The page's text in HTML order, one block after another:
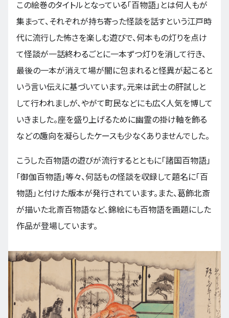
この絵巻のタイトルとなっている「百物語」とは何人もが
集まって、それぞれが持ち寄った怪談を話すという江戸時
代に流行した怖さを楽しむ遊びで、何本もの灯りを点け
て怪談が一話終わるごとに一本ずつ灯りを消して行き、
最後の一本が消えて場が闇に包まれると怪異が起こると
いう言い伝えに基づいています。元来は武士の肝試しと
して行われましが、やがて町民などにも広く人気を博して
いきました。座を盛り上げるために幽霊の掛け軸を飾る
などの趣向を凝らしたケースも少なくありませんでした。
こうした百物語の遊びが流行するとともに「諸国百物語」
「御伽百物語」等々、何話もの怪談を収録して題名に「百
物語」と付けた版本が発行されています。また、葛飾北斎
が描いた北斎百物語など、錦絵にも百物語を画題にした
作品が登場しています。